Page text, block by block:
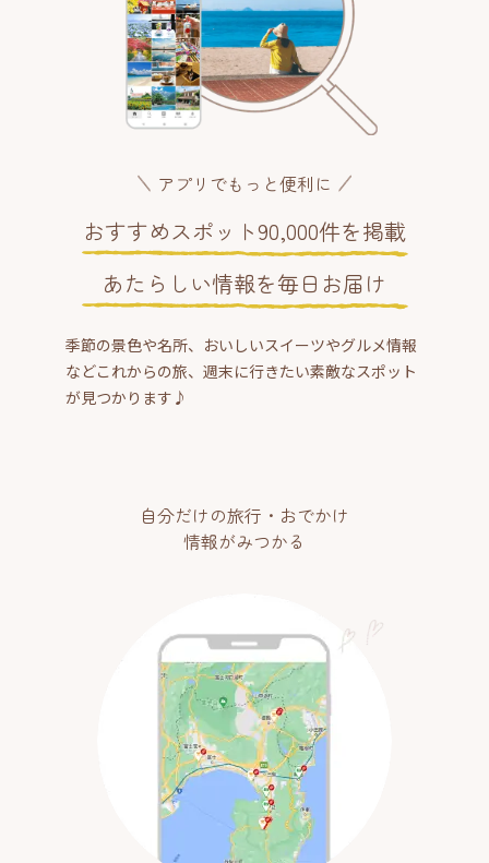
アプリでもっと便利に
おすすめスポット90,000件を掲載
あたらしい情報を毎日お届け
季節の景色や名所、おいしいスイーツやグルメ情報
などこれからの旅、週末に行きたい素敵なスポット
が見つかります♪
自分だけの旅行・おでかけ
情報がみつかる